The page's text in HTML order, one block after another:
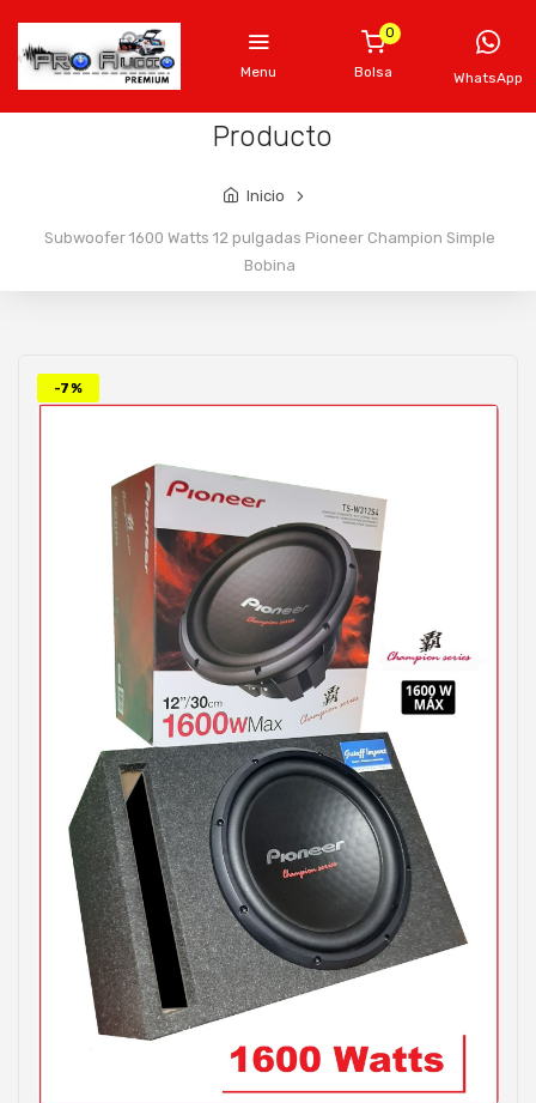
Menu
0
Bolsa WhatsApp
Producto
Inicio
Subwoofer 1600 Watts 12 pulgadas Pioneer Champion Simple
Bobina
-7%